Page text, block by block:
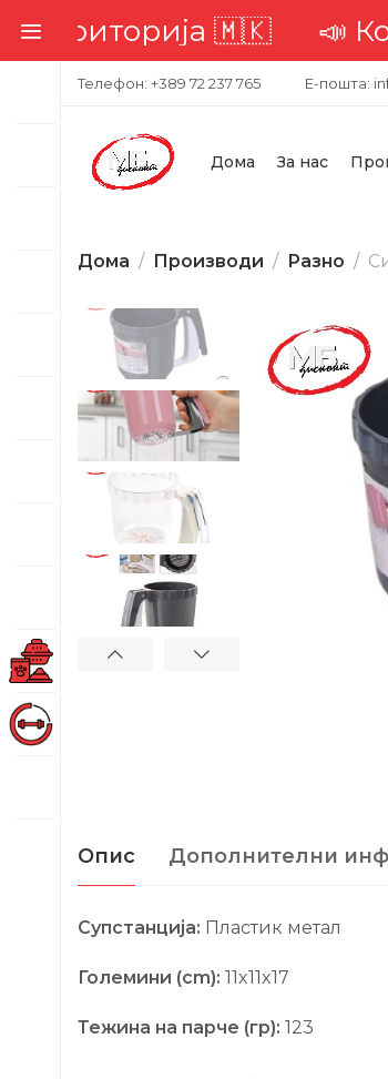
🇲🇰📣 Комплетна
Телефон: +389 72 237 765 Е-пошта:
Дома За нас
Дома Производи Разно
Опис Дополнителни
Супстанција: Пластик метал
Големини (cm): 11x11x17
Тежина на парче (гр): 123